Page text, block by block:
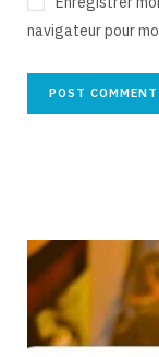
navigateur pour